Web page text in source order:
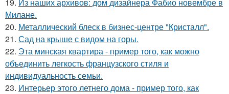
Милане.
20. Металлический блеск в бизнес-центре "Кристалл".
21. Сад на крыше с видом на горы.
22. Эта минская квартира - пример того, как можно
объединить легкость французского стиля и
индивидуальность семьи.
23. Интерьер этого летнего дома - пример того, как